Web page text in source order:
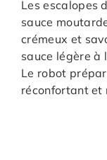
Les escalopes
sauce
crémeux et
sauce légère à
Le robot
réconfortant et